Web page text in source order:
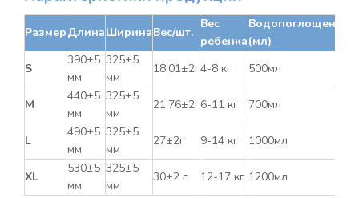
РазмерДлинаШиринаВес/шт.
Вес
ребенка
Водопоглощение
(мл)
S
390±5
мм
325±5
мм
18,01±2г4-8 кг 500мл
M
440±5
мм
325±5
мм
21,76±2г6-11 кг 700мл
L
490±5
мм
325±5
мм
27±2г 9-14 кг 1000мл
XL
530±5
мм
325±5
мм
30±2 г 12-17 кг 1200мл